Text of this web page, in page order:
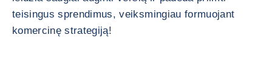
teisingus sprendimus, veiksmingiau formuojant
komercinę strategiją!